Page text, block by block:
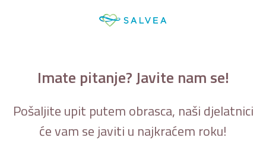
Imate pitanje? Javite nam se!
Pošaljite upit putem obrasca, naši djelatnici
će vam se javiti u najkraćem roku!